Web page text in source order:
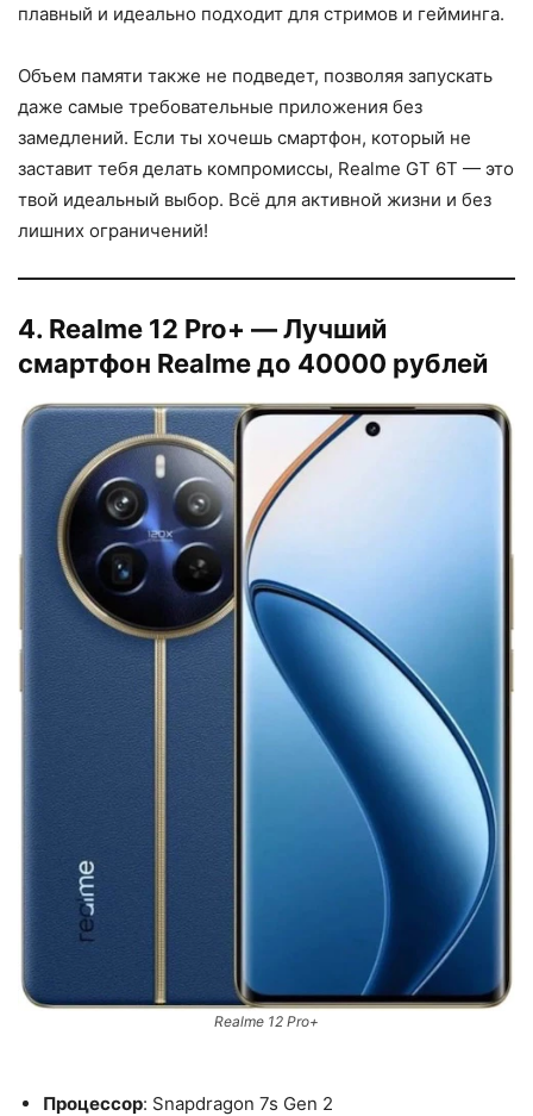
плавный и идеально подходит для стримов и гейминга.
Объем памяти также не подведет, позволяя запускать
даже самые требовательные приложения без
замедлений. Если ты хочешь смартфон, который не
заставит тебя делать компромиссы, Realme GT 6T — это
твой идеальный выбор. Всё для активной жизни и без
лишних ограничений!
4. Realme 12 Pro+ — Лучший
смартфон Realme до 40000 рублей
Realme 12 Pro+
Процессор: Snapdragon 7s Gen 2